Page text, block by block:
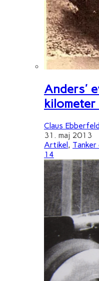
Anders'
kilometer
Claus Ebberfeld
31. maj 2013
Artikel ,
14